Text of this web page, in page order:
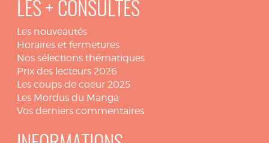
LES + CONSULTÉS
Les nouveautés
Horaires et fermetures
Nos sélections thématiques
Prix des lecteurs 2026
Les coups de coeur 2025
Les Mordus du Manga
Vos derniers commentaires